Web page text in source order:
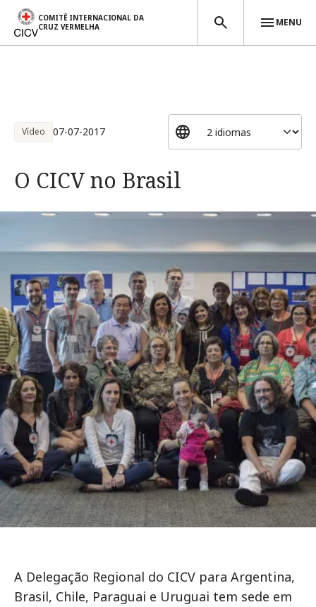
COMITÊ INTERNACIONAL DA
CRUZ VERMELHA
MENU
Vídeo 07-07-2017
O CICV no Brasil
A Delegação Regional do CICV para Argentina,
Brasil, Chile, Paraguai e Uruguai tem sede em